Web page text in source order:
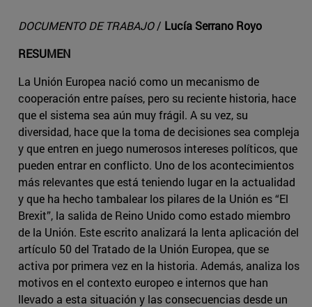
DOCUMENTO DE TRABAJO/ Lucía Serrano Royo
RESUMEN
La Unión Europea nació como un mecanismo de
cooperación entre países, pero su reciente historia, hace
que el sistema sea aún muy frágil. A su vez, su
diversidad, hace que la toma de decisiones sea compleja
y que entren en juego numerosos intereses políticos, que
pueden entrar en conflicto. Uno de los acontecimientos
más relevantes que está teniendo lugar en la actualidad
y que ha hecho tambalear los pilares de la Unión es “El
Brexit”, la salida de Reino Unido como estado miembro
de la Unión. Este escrito analizará la lenta aplicación del
artículo 50 del Tratado de la Unión Europea, que se
activa por primera vez en la historia. Además, analiza los
motivos en el contexto europeo e internos que han
llevado a esta situación y las consecuencias desde un